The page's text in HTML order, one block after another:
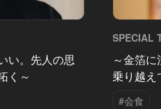
い。先人の思
く～
SPECIAL
～金箔
乗り越え
#会食